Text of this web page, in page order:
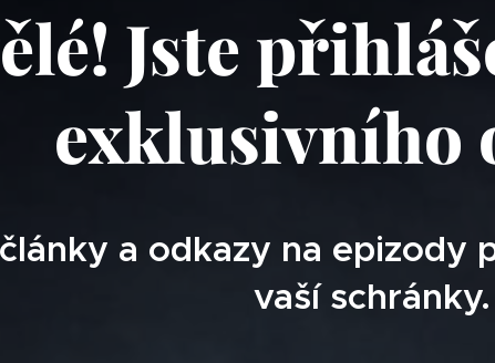
Jste
exklusivního
a odkazy na epizody
vaší schránky.